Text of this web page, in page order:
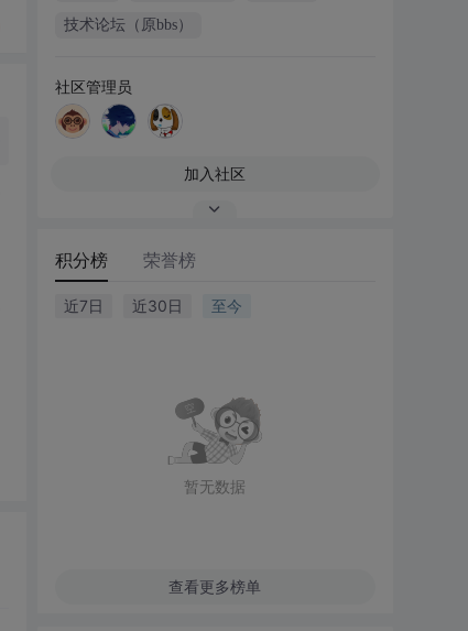
技术论坛（原bbs）
社区管理员
加入社区
积分榜 荣誉榜
近7日 近30日 至今
暂无数据
查看更多榜单